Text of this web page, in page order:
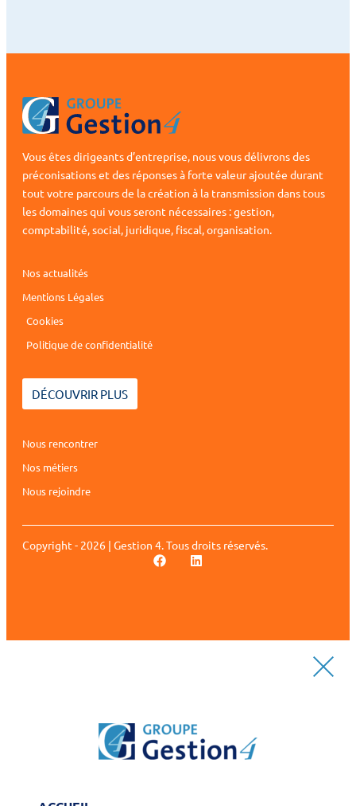
Vous êtes dirigeants d’entreprise, nous vous délivrons des
préconisations et des réponses à forte valeur ajoutée durant
tout votre parcours de la création à la transmission dans tous
les domaines qui vous seront nécessaires : gestion,
comptabilité, social, juridique, fiscal, organisation.
Nos actualités
Mentions Légales
Cookies
Politique de confidentialité
DÉCOUVRIR PLUS
Nous rencontrer
Nos métiers
Nous rejoindre
Copyright - 2026 | Gestion 4. Tous droits réservés.